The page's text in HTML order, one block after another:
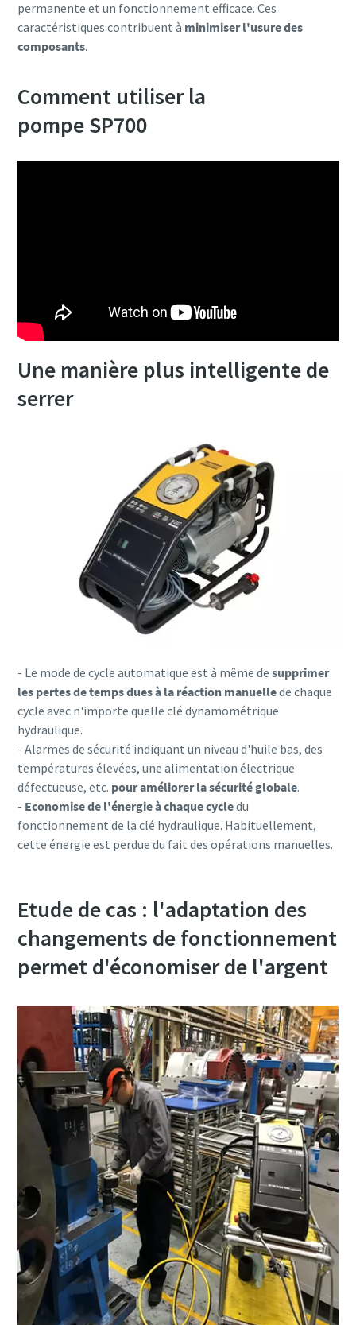
permanente et un fonctionnement efficace. Ces
caractéristiques contribuent à minimiser l'usure des
composants.
Comment utiliser la
pompe SP700
Une manière plus intelligente de
serrer
- Le mode de cycle automatique est à même de supprimer
les pertes de temps dues à la réaction manuellede chaque
cycle avec n'importe quelle clé dynamométrique
hydraulique.
- Alarmes de sécurité indiquant un niveau d'huile bas, des
températures élevées, une alimentation électrique
défectueuse, etc. pour améliorer la sécurité globale.
- Economise de l'énergie à chaque cycledu
fonctionnement de la clé hydraulique. Habituellement,
cette énergie est perdue du fait des opérations manuelles.
Etude de cas : l'adaptation des
changements de fonctionnement
permet d'économiser de l'argent